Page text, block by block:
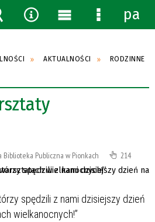
AKTUALNOŚCI
RODZINNE
Biblioteka Publiczna w Pionkach 214
spędzili z nami dzisiejszy dzień
wielkanocnych!”
Narzędzia
MenuMenu